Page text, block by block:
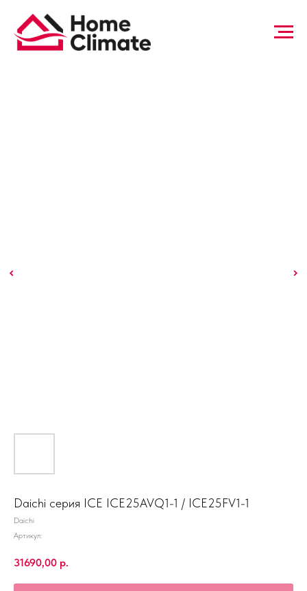
Daichi серия ICE ICE25AVQ1-1 / ICE25FV1-1
Daichi
Артикул:
31690,00 р.